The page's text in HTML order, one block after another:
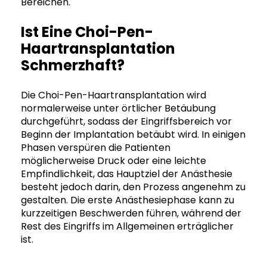
Ist Eine Choi-Pen-
Haartransplantation
Schmerzhaft?
Die Choi-Pen-Haartransplantation wird
normalerweise unter örtlicher Betäubung
durchgeführt, sodass der Eingriffsbereich vor
Beginn der Implantation betäubt wird. In einigen
Phasen verspüren die Patienten
möglicherweise Druck oder eine leichte
Empfindlichkeit, das Hauptziel der Anästhesie
besteht jedoch darin, den Prozess angenehm zu
gestalten. Die erste Anästhesiephase kann zu
kurzzeitigen Beschwerden führen, während der
Rest des Eingriffs im Allgemeinen erträglicher
ist.